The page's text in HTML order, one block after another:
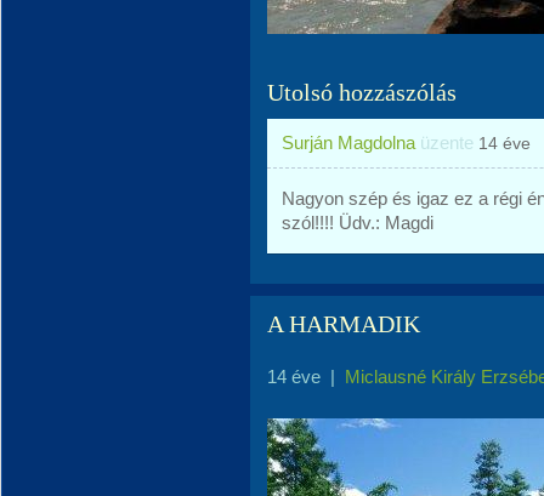
Utolsó hozzászólás
Surján Magdolna üzente 14 éve
Nagyon szép és igaz ez a régi
szól!!!! Üdv.: Magdi
A HARMADIK
14 éve | Miclausné Király